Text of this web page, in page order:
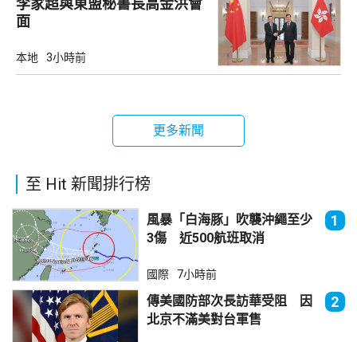
李家超與東盟秘書長高金洪會
面
本地 3小時前
更多新聞
至 Hit 新聞排行榜
風暴「白海豚」吹襲沖繩至少
3傷 近500航班取消
1
國際 7小時前
傳美國防部次長訪華受阻 因
北京不滿美對台軍售
2